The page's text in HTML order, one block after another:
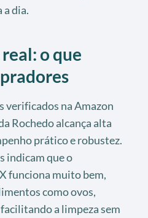
a dia.
o que
verificados na Amazon
Rochedo alcança alta
prático e robustez.
indicam que o
funciona muito bem,
como ovos,
a limpeza sem